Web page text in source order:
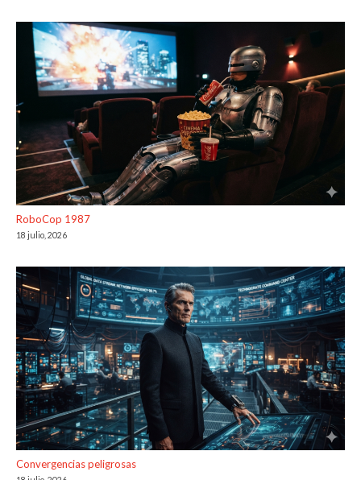
RoboCop 1987
18 julio, 2026
Convergencias peligrosas